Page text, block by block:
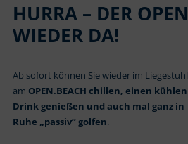
HURRA – DER OPEN
WIEDER DA!
Ab sofort können Sie wieder im Liegestuhl
am OPEN.BEACH chillen, einen kühlen
Drink genießen und auch mal ganz in
Ruhe „passiv“ golfen.